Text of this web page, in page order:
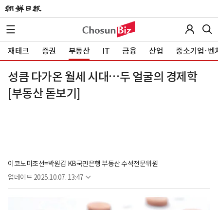
재테크 증권 부동산 IT 금융 산업 중소기업·벤
성큼 다가온 월세 시대…두 얼굴의 경제학
[부동산 돋보기]
이코노미조선=박원갑 KB국민은행 부동산 수석전문위원
업데이트 2025.10.07. 13:47